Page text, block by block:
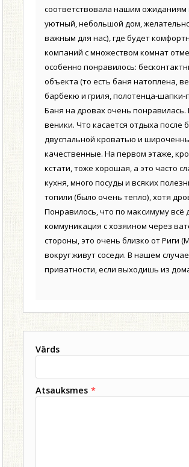
соответствовала нашим
уютный, небольшой дом,
важным для нас), где будет
компаний с множеством комнат
особенно понравилось:
объекта (то есть баня натоплена,
барбекю и гриля, полотенца-шапки-
Баня на дровах очень
веники. Что касается отдыха после
двуспальной кроватью и
качественные. На первом этаже,
кстати, тоже хорошая, а это часто
кухня, много посуды и всяких
топили (было очень тепло), хотя
Понравилось, что по максимуму
коммуникация с хозяином через
стороны, это очень близко от Риги
вокруг живут соседи. В нашем
приватности, если выходишь из
Vārds
Atsauksmes *